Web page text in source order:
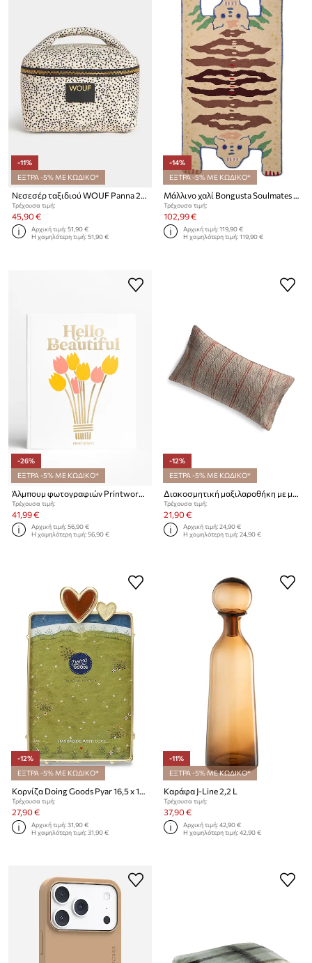
-11%
ΕΞΤΡΑ -5% ΜΕ ΚΩΔΙΚΟ*
Νεσεσέρ ταξιδιού WOUF Panna 20 x 15 x 12 cm
Τρέχουσα τιμή:
45,90 €
Αρχική τιμή:51,90 €
Η χαμηλότερη τιμή:51,90 €
-14%
ΕΞΤΡΑ -5% ΜΕ ΚΩΔΙΚΟ*
Μάλλινο χαλί Bongusta Soulmates 70 x 120 cm
Τρέχουσα τιμή:
102,99 €
Αρχική τιμή:119,90 €
Η χαμηλότερη τιμή:119,90 €
-26%
ΕΞΤΡΑ -5% ΜΕ ΚΩΔΙΚΟ*
Τρέχουσα τιμή:
41,99 €
Αρχική τιμή:56,90 €
Η χαμηλότερη τιμή:56,90 €
-12%
ΕΞΤΡΑ -5% ΜΕ ΚΩΔΙΚΟ*
Τρέχουσα τιμή:
21,90 €
Αρχική τιμή:24,90 €
Η χαμηλότερη τιμή:24,90 €
-12%
ΕΞΤΡΑ -5% ΜΕ ΚΩΔΙΚΟ*
Κορνίζα Doing Goods Pyar 16,5 x 10,8 x 1,6 cm
Τρέχουσα τιμή:
27,90 €
Αρχική τιμή:31,90 €
Η χαμηλότερη τιμή:31,90 €
-11%
ΕΞΤΡΑ -5% ΜΕ ΚΩΔΙΚΟ*
Καράφα J-Line 2,2 L
Τρέχουσα τιμή:
37,90 €
Αρχική τιμή:42,90 €
Η χαμηλότερη τιμή:42,90 €